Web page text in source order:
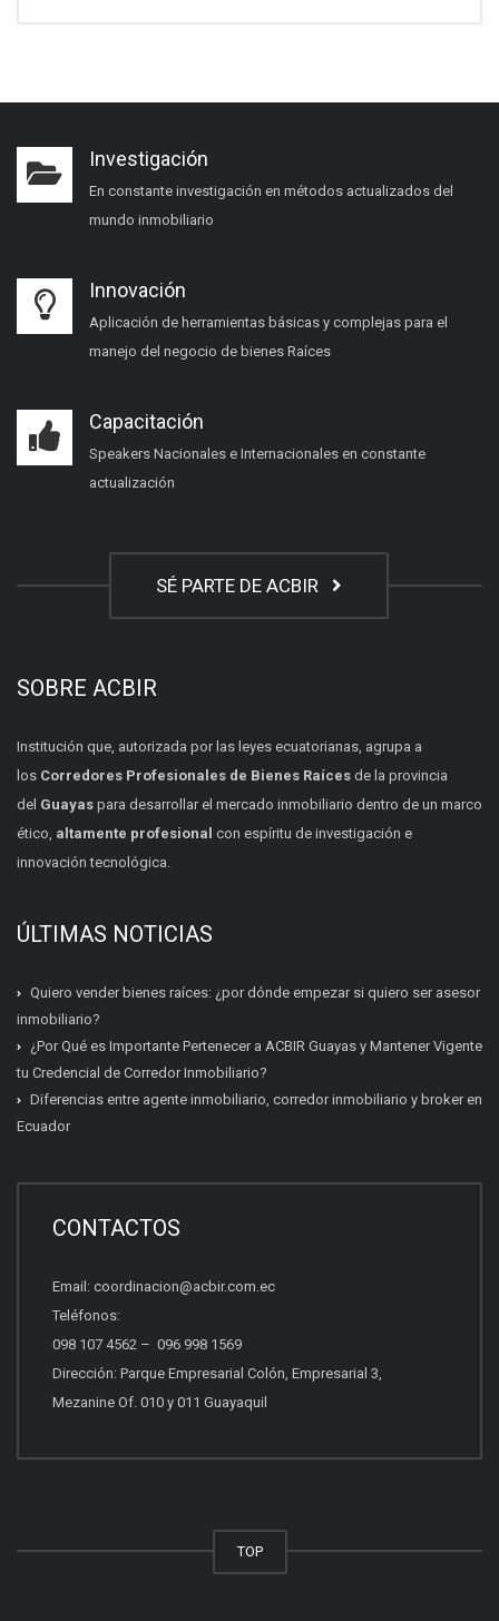
Beneficios del socio
Quiero vender propiedades
Escríbenos tu consulta.
Investigación
En constante investigación en métodos actualizados del
mundo inmobiliario
Innovación
Aplicación de herramientas básicas y complejas para el
manejo del negocio de bienes Raíces
Capacitación
Speakers Nacionales e Internacionales en constante
actualización
SÉ PARTE DE ACBIR
SOBRE ACBIR
Institución que, autorizada por las leyes ecuatorianas, agrupa a
los Corredores Profesionales de Bienes Raíces de la provincia
del Guayas para desarrollar el mercado inmobiliario dentro de un marco
ético, altamente profesional con espíritu de investigación e
innovación tecnológica.
ÚLTIMAS NOTICIAS
Quiero vender bienes raíces: ¿por dónde empezar si quiero ser asesor
inmobiliario?
¿Por Qué es Importante Pertenecer a ACBIR Guayas y Mantener Vigente
tu Credencial de Corredor Inmobiliario?
Diferencias entre agente inmobiliario, corredor inmobiliario y broker en
Ecuador
CONTACTOS
Email: coordinacion@acbir.com.ec
Teléfonos:
098 107 4562 – 096 998 1569
Dirección: Parque Empresarial Colón, Empresarial 3,
Mezanine Of. 010 y 011 Guayaquil
TOP